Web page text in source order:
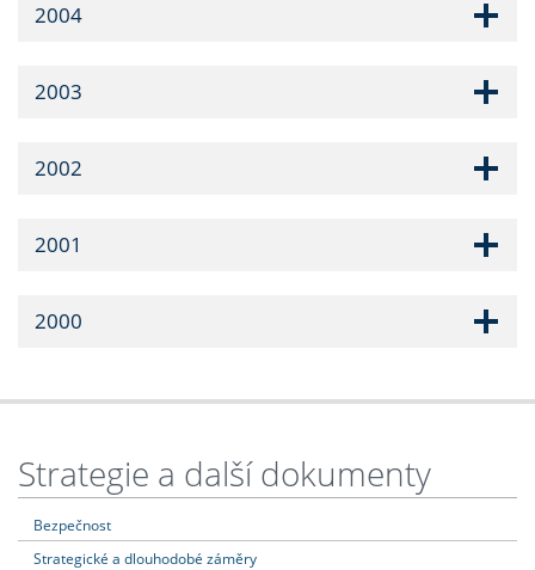
2004
2003
2002
2001
2000
Strategie a další dokumenty
Bezpečnost
Strategické a dlouhodobé záměry